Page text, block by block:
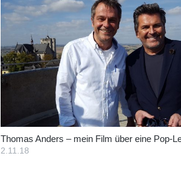
Thomas Anders – mein Film über eine Pop-
2.11.18